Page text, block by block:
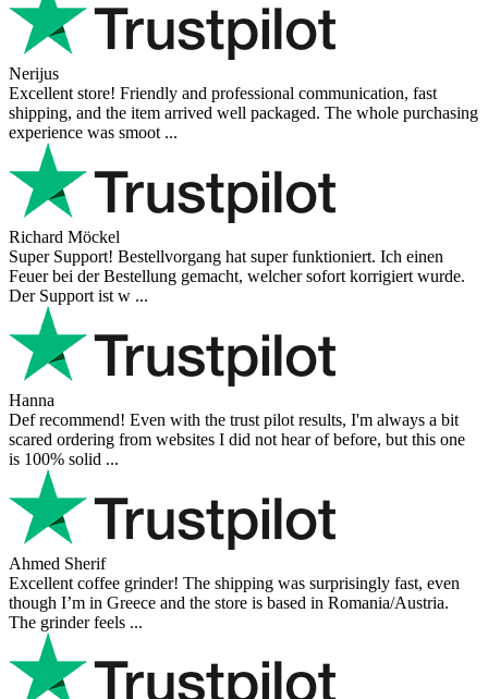
Nerijus
Excellent store! Friendly and professional communication, fast
shipping, and the item arrived well packaged. The whole purchasing
experience was smoot ...
Richard Möckel
Super Support! Bestellvorgang hat super funktioniert. Ich einen
Feuer bei der Bestellung gemacht, welcher sofort korrigiert wurde.
Der Support ist w ...
Hanna
Def recommend! Even with the trust pilot results, I'm always a bit
scared ordering from websites I did not hear of before, but this one
is 100% solid ...
Ahmed Sherif
Excellent coffee grinder! The shipping was surprisingly fast, even
though I’m in Greece and the store is based in Romania/Austria.
The grinder feels ...